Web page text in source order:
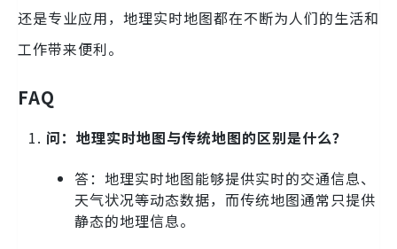
还是专业应用，地理实时地图都在不断为人们的生活和
工作带来便利。
FAQ
问：地理实时地图与传统地图的区别是什么？
答：地理实时地图能够提供实时的交通信息、
天气状况等动态数据，而传统地图通常只提供
静态的地理信息。